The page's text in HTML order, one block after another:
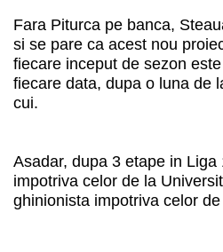
Fara Piturca pe banca,
si se pare ca acest nou
fiecare inceput de sezon
fiecare data, dupa o luna de
cui.
Asadar, dupa 3 etape in
impotriva celor de la
ghinionista impotriva celor